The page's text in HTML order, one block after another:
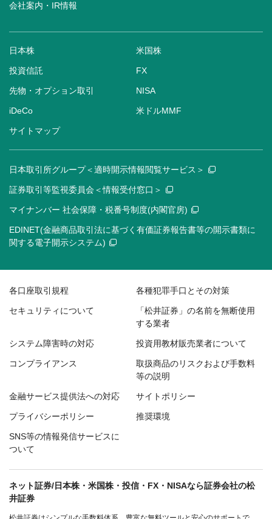
会社案内・IR情報
日本株 米国株
投資信託 FX
先物・オプション取引 NISA
iDeCo 米ドルMMF
サイトマップ
日本取引所グループ＜適時開示情報閲覧サービス＞
証券取引等監視委員会＜情報受付窓口＞
マイナンバー 社会保障・税番号制度(内閣官房)
EDINET(金融商品取引法に基づく有価証券報告書等の開示書類に
関する電子開示システム)
各口座取引規程 各種犯罪手口とその対策
セキュリティについて
「松井証券」の名前を無断使用
する業者
システム障害時の対応 投資用教材販売業者について
コンプライアンス
取扱商品のリスクおよび手数料
等の説明
金融サービス提供法への対応 サイトポリシー
プライバシーポリシー 推奨環境
SNS等の情報発信サービスに
ついて
ネット証券/日本株・米国株・投信・FX・NISAなら証券会社の松
井証券